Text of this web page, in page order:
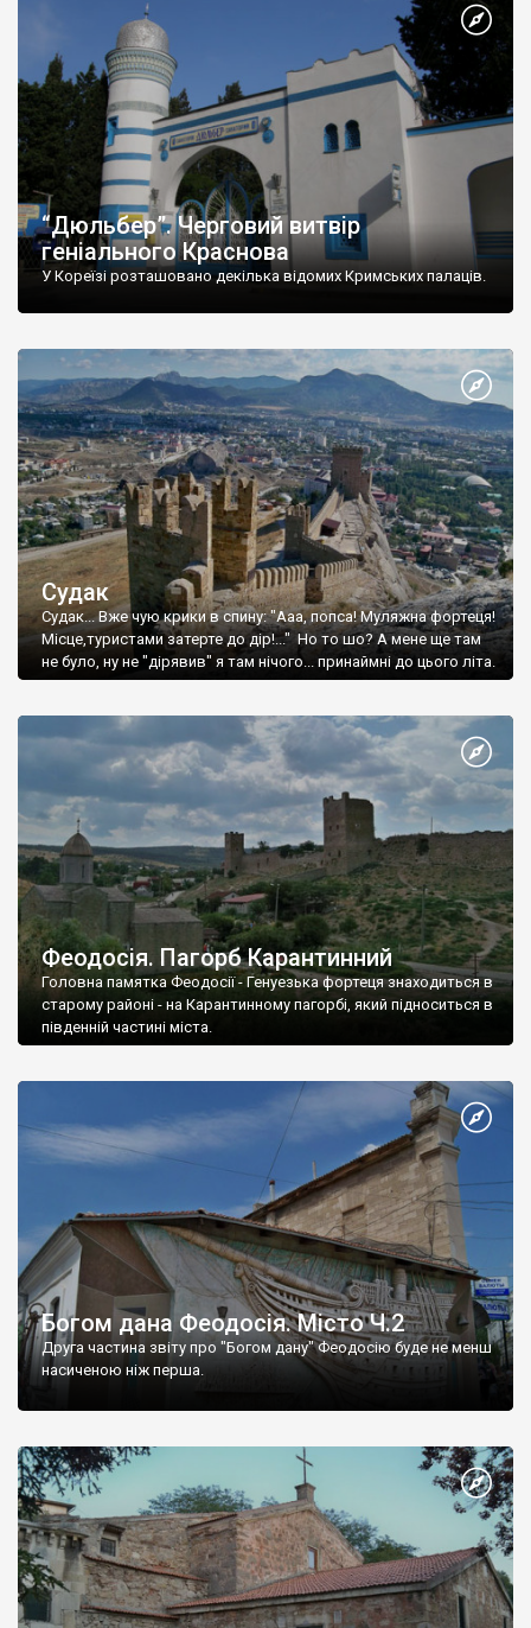
“Дюльбер”. Черговий витвір
геніального Краснова
У Кореїзі розташовано декілька відомих Кримських палаців.
Судак
Судак... Вже чую крики в спину: "Ааа, попса! Муляжна фортеця!
Місце,туристами затерте до дір!..." Но то шо? А мене ще там
не було, ну не "дірявив" я там нічого... принаймні до цього літа.
Феодосія. Пагорб Карантинний
Головна памятка Феодосії - Генуезька фортеця знаходиться в
старому районі - на Карантинному пагорбі, який підноситься в
південній частині міста.
Богом дана Феодосія. Місто Ч.2
Друга частина звіту про "Богом дану" Феодосію буде не менш
насиченою ніж перша.